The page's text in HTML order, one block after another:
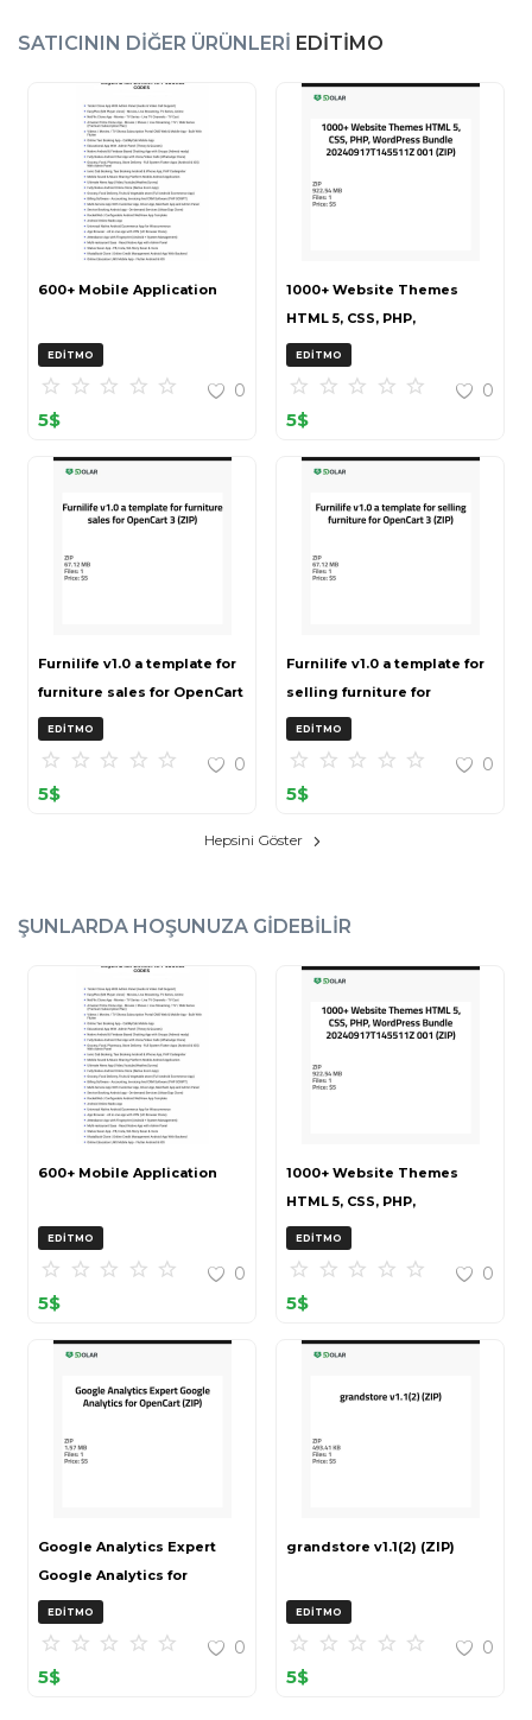
SATICININ DIĞER ÜRÜNLERI EDITIMO
600+ Mobile Application
EDITMO
0
5$
1000+ Website Themes
HTML 5, CSS, PHP,
WordPress Bundle
20240917T145511Z 001 (ZIP)
EDITMO
0
5$
Furnilife v1.0 a template for
furniture sales for OpenCart
3 (ZIP)
EDITMO
0
5$
Furnilife v1.0 a template for
selling furniture for
OpenCart 3 (ZIP)
EDITMO
0
5$
Hepsini Göster
ŞUNLARDA HOŞUNUZA GIDEBILIR
600+ Mobile Application
EDITMO
0
5$
1000+ Website Themes
HTML 5, CSS, PHP,
WordPress Bundle
20240917T145511Z 001 (ZIP)
EDITMO
0
5$
Google Analytics Expert
Google Analytics for
OpenCart (ZIP)
EDITMO
0
5$
grandstore v1.1(2) (ZIP)
EDITMO
0
5$